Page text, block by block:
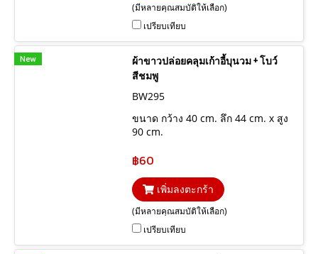
(มีหลายคุณสมบัติให้เลือก)
เปรียบเทียบ
New
ผ้าขาวปล่อยคลุมเก้าอี้บุนวม + โบว์
สีชมพู
BW295
ขนาด กว้าง 40 cm. ลึก 44 cm. x สูง
90 cm.
฿60
เพิ่มลงตะกร้า
(มีหลายคุณสมบัติให้เลือก)
เปรียบเทียบ